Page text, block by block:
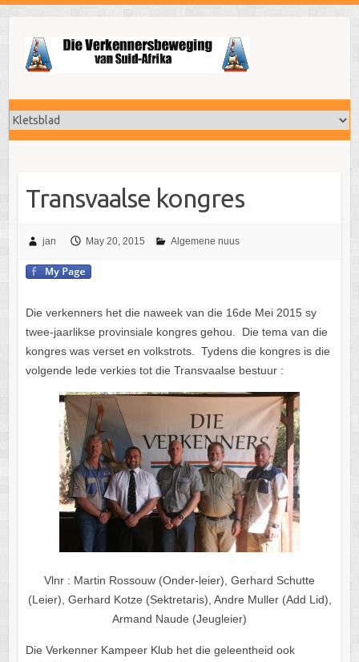
Transvaalse kongres
jan May 20, 2015 Algemene nuus
Die verkenners het die naweek van die 16de Mei 2015 sy
twee-jaarlikse provinsiale kongres gehou. Die tema van die
kongres was verset en volkstrots. Tydens die kongres is die
volgende lede verkies tot die Transvaalse bestuur :
Vlnr : Martin Rossouw (Onder-leier), Gerhard Schutte
(Leier), Gerhard Kotze (Sektretaris), Andre Muller (Add Lid),
Armand Naude (Jeugleier)
Die Verkenner Kampeer Klub het die geleentheid ook